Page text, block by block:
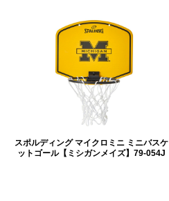
スポルディング マイクロミニ ミニバスケ
ットゴール【ミシガンメイズ】79-054J